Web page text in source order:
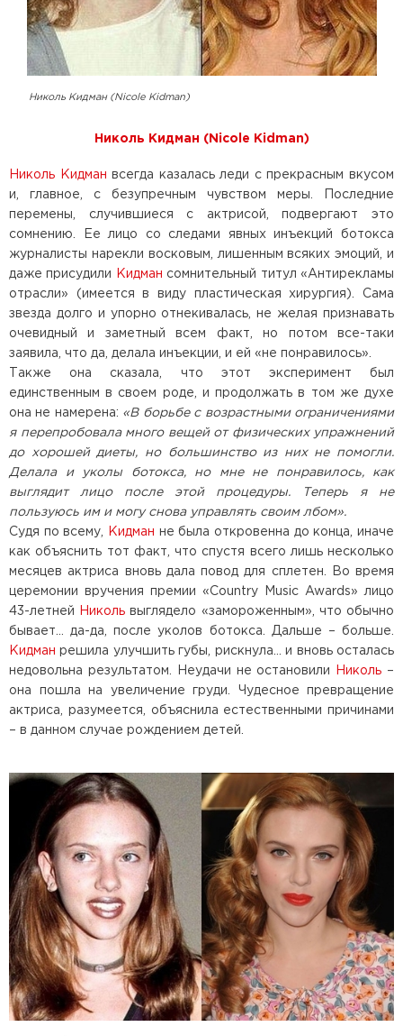
Николь Кидман (Nicole Kidman)
Николь Кидман (Nicole Kidman)
Николь Кидман всегда казалась леди с прекрасным вкусом
и, главное, с безупречным чувством меры. Последние
перемены, случившиеся с актрисой, подвергают это
сомнению. Ее лицо со следами явных инъекций ботокса
журналисты нарекли восковым, лишенным всяких эмоций, и
даже присудили
Кидман сомнительный титул «Антирекламы
отрасли» (имеется в виду пластическая хирургия). Сама
звезда долго и упорно отнекивалась, не желая признавать
очевидный и заметный всем факт, но потом все-таки
заявила, что да, делала инъекции, и ей «не понравилось».
Также она сказала, что этот эксперимент был
единственным в своем роде, и продолжать в том же духе
она не намерена: «В борьбе с возрастными ограничениями
я перепробовала много вещей от физических упражнений
до хорошей диеты, но большинство из них не помогли.
Делала и уколы ботокса, но мне не понравилось, как
выглядит лицо после этой процедуры. Теперь я не
пользуюсь им и могу снова управлять своим лбом».
Судя по всему,
Кидман не была откровенна до конца, иначе
как объяснить тот факт, что спустя всего лишь несколько
месяцев актриса вновь дала повод для сплетен. Во время
церемонии вручения премии «Country Music Awards» лицо
43-летней
Николь выглядело «замороженным», что обычно
бывает… да-да, после уколов ботокса. Дальше – больше.
Кидман решила улучшить губы, рискнула… и вновь осталась
недовольна результатом. Неудачи не остановили
Николь –
она пошла на увеличение груди. Чудесное превращение
актриса, разумеется, объяснила естественными причинами
– в данном случае рождением детей.